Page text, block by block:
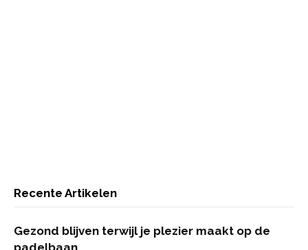
Recente Artikelen
Gezond blijven terwijl je plezier maakt op de
padelbaan